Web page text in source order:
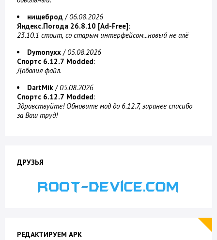
нищеброд /06.08.2026
Яндекс.Погода 26.8.10 [Ad-Free]:
23.10.1 стоит, со старым интерфейсом...новый не алё
Dymonyxx /05.08.2026
Спортс 6.12.7 Modded:
Добавил файл.
DartMik /05.08.2026
Спортс 6.12.7 Modded:
Здравствуйте! Обновите мод до 6.12.7, заранее спасибо
за Ваш труд!
ДРУЗЬЯ
РЕДАКТИРУЕМ APK